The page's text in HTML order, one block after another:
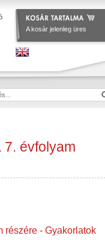
A kosár jelenleg üres
évfolyam
részére - Gyakorlatok